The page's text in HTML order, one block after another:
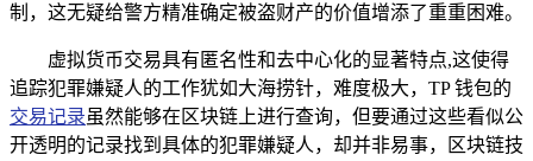
制，这无疑给警方精准确定被盗财产的价值增添了重重困难。
虚拟货币交易具有匿名性和去中心化的显著特点,这使得
追踪犯罪嫌疑人的工作犹如大海捞针，难度极大，TP 钱包的
交易记录虽然能够在区块链上进行查询，但要通过这些看似公
开透明的记录找到具体的犯罪嫌疑人，却并非易事，区块链技